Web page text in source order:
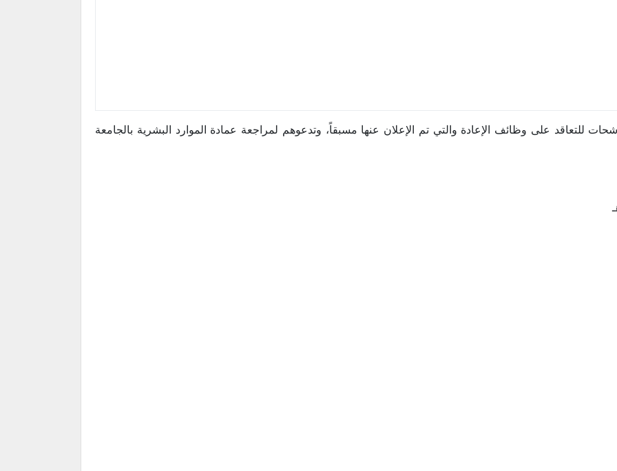
للتعاقد على وظائف الإعادة والتي تم الإعلان عنها مسبقاً، وتدعوهم لمراجعة عمادة الموارد البشرية بالجامعة